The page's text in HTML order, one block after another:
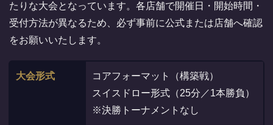
たりな大会となっています。各店舗で開催日・開始時間・
受付方法が異なるため、必ず事前に公式または店舗へ確認
をお願いいたします。
大会形式
コアフォーマット（構築戦）
スイスドロー形式（25分／1本勝負）
※決勝トーナメントなし